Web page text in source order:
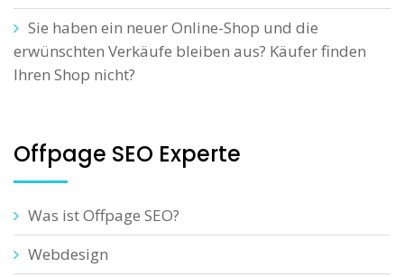
Sie haben ein neuer Online-Shop und die
erwünschten Verkäufe bleiben aus? Käufer finden
Ihren Shop nicht?
Offpage SEO Experte
Was ist Offpage SEO?
Webdesign